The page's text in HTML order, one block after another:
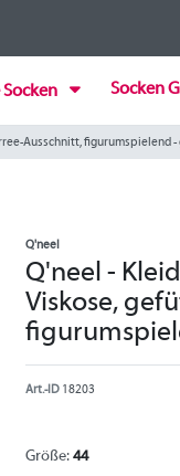
Socken Socken
Ausschnitt, figurumspielend
Q'neel
Q'neel -
Viskose,
Art.-ID 18203
Größe: 44